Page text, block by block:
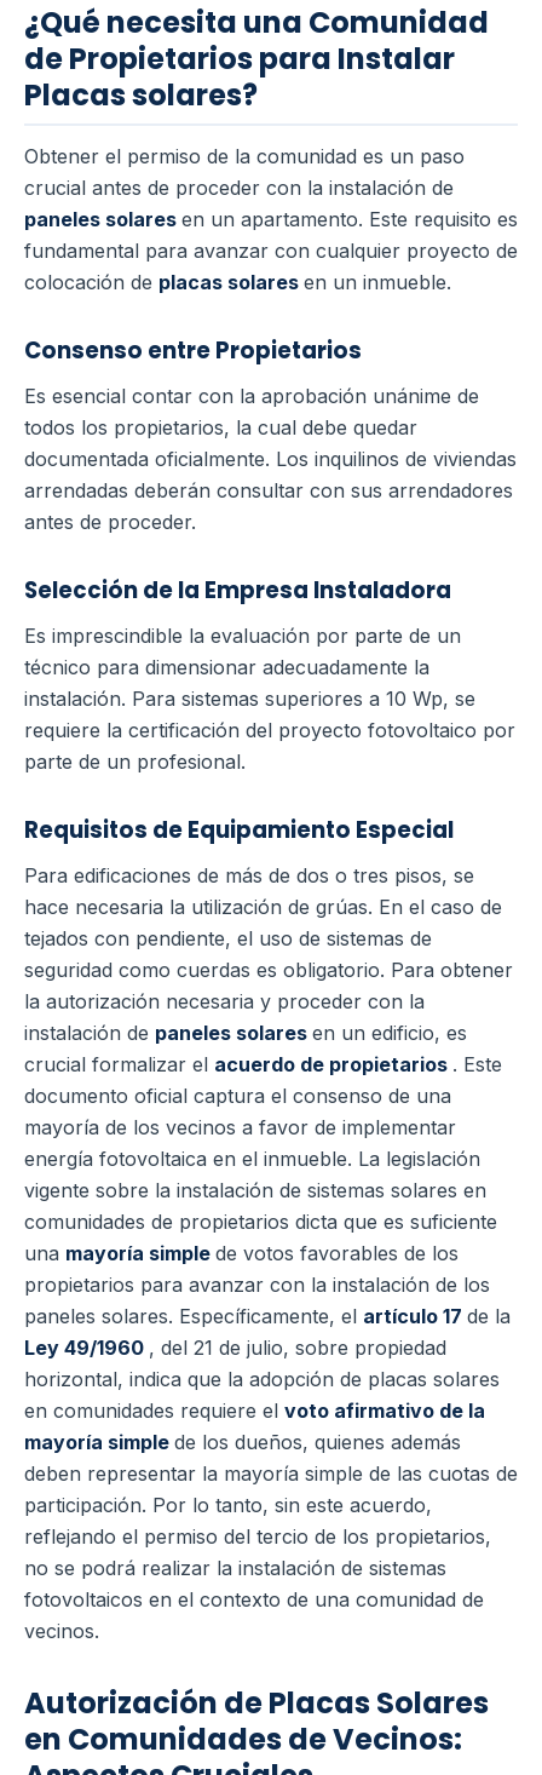
¿Qué necesita una Comunidad
de Propietarios para Instalar
Placas solares?
Obtener el permiso de la comunidad es un paso
crucial antes de proceder con la instalación de
paneles solares en un apartamento. Este requisito es
fundamental para avanzar con cualquier proyecto de
colocación de placas solares en un inmueble.
Consenso entre Propietarios
Es esencial contar con la aprobación unánime de
todos los propietarios, la cual debe quedar
documentada oficialmente. Los inquilinos de viviendas
arrendadas deberán consultar con sus arrendadores
antes de proceder.
Selección de la Empresa Instaladora
Es imprescindible la evaluación por parte de un
técnico para dimensionar adecuadamente la
instalación. Para sistemas superiores a 10 Wp, se
requiere la certificación del proyecto fotovoltaico por
parte de un profesional.
Requisitos de Equipamiento Especial
Para edificaciones de más de dos o tres pisos, se
hace necesaria la utilización de grúas. En el caso de
tejados con pendiente, el uso de sistemas de
seguridad como cuerdas es obligatorio. Para obtener
la autorización necesaria y proceder con la
instalación de paneles solares en un edificio, es
crucial formalizar el acuerdo de propietarios . Este
documento oficial captura el consenso de una
mayoría de los vecinos a favor de implementar
energía fotovoltaica en el inmueble. La legislación
vigente sobre la instalación de sistemas solares en
comunidades de propietarios dicta que es suficiente
una mayoría simple de votos favorables de los
propietarios para avanzar con la instalación de los
paneles solares. Específicamente, el artículo 17 de la
Ley 49/1960 , del 21 de julio, sobre propiedad
horizontal, indica que la adopción de placas solares
en comunidades requiere el voto afirmativo de la
mayoría simple de los dueños, quienes además
deben representar la mayoría simple de las cuotas de
participación. Por lo tanto, sin este acuerdo,
reflejando el permiso del tercio de los propietarios,
no se podrá realizar la instalación de sistemas
fotovoltaicos en el contexto de una comunidad de
vecinos.
Autorización de Placas Solares
en Comunidades de Vecinos: